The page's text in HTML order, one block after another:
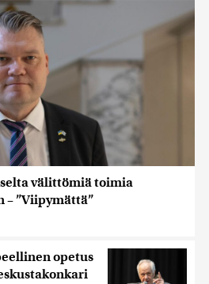
välittömiä toimia
”Viipymättä”
opetus